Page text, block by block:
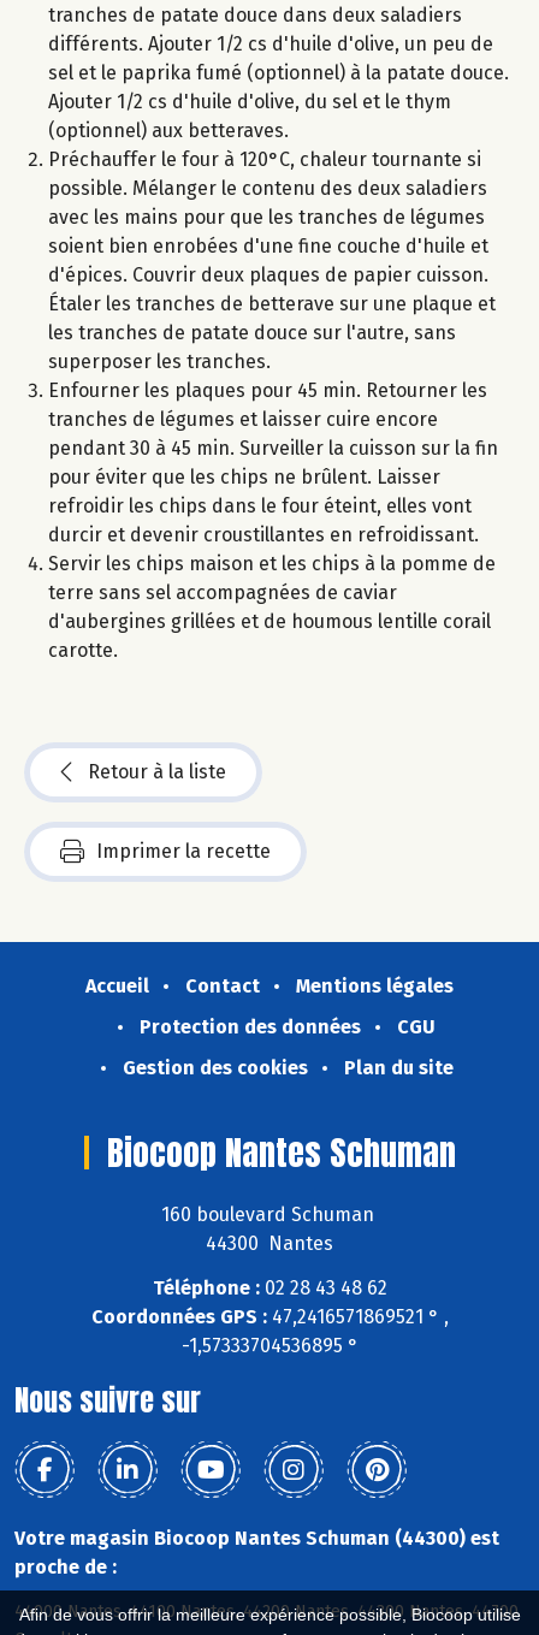
Afin de vous offrir la meilleure expérience possible, Biocoop utilise
tranches de patate douce dans deux saladiers
différents. Ajouter 1/2 cs d'huile d'olive, un peu de
sel et le paprika fumé (optionnel) à la patate douce.
Ajouter 1/2 cs d'huile d'olive, du sel et le thym
(optionnel) aux betteraves.
Préchauffer le four à 120°C, chaleur tournante si
possible. Mélanger le contenu des deux saladiers
avec les mains pour que les tranches de légumes
soient bien enrobées d'une fine couche d'huile et
d'épices. Couvrir deux plaques de papier cuisson.
Étaler les tranches de betterave sur une plaque et
les tranches de patate douce sur l'autre, sans
superposer les tranches.
Enfourner les plaques pour 45 min. Retourner les
tranches de légumes et laisser cuire encore
pendant 30 à 45 min. Surveiller la cuisson sur la fin
pour éviter que les chips ne brûlent. Laisser
refroidir les chips dans le four éteint, elles vont
durcir et devenir croustillantes en refroidissant.
Servir les chips maison et les chips à la pomme de
terre sans sel accompagnées de caviar
d'aubergines grillées et de houmous lentille corail
carotte.
Retour à la liste
Imprimer la recette
Accueil Contact
Mentions légales
Protection des données
CGU
Gestion des cookies
Plan du site
Biocoop Nantes Schuman
160 boulevard Schuman
44300 Nantes
Téléphone :02 28 43 48 62
Coordonnées GPS :47,2416571869521 ° ,
-1,57333704536895 °
Nous suivre sur
Votre magasin Biocoop Nantes Schuman (44300) est
proche de :
44000 Nantes, 44100 Nantes, 44200 Nantes, 44300 Nantes, 44700